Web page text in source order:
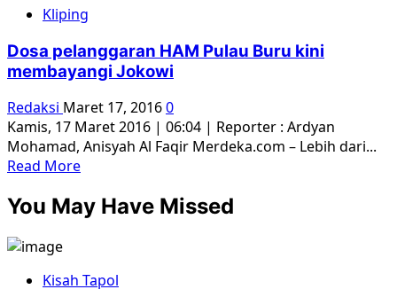
Kliping
Dosa pelanggaran HAM Pulau Buru kini
membayangi Jokowi
Redaksi Maret 17, 20160
Kamis, 17 Maret 2016 | 06:04 | Reporter : Ardyan
Mohamad, Anisyah Al Faqir Merdeka.com – Lebih dari...
Read MoreRead
about
Dosa
Pulau
You May Have Missed
Kisah Tapol